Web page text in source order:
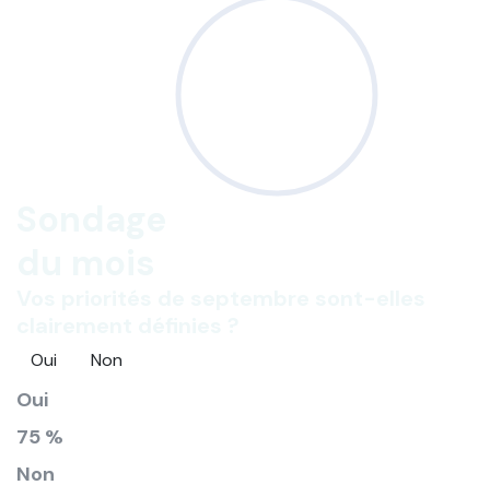
Oui Non
Oui
75 %
Non